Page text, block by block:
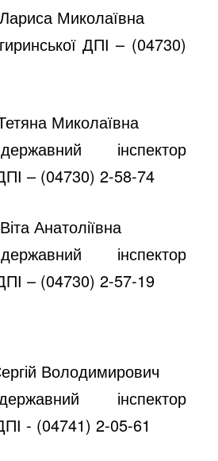
Миколаївна
ДПІ – (04730)
Миколаївна
інспектор
– (04730) 2-58-74
Анатоліївна
інспектор
– (04730) 2-57-19
Володимирович
інспектор
- (04741) 2-05-61